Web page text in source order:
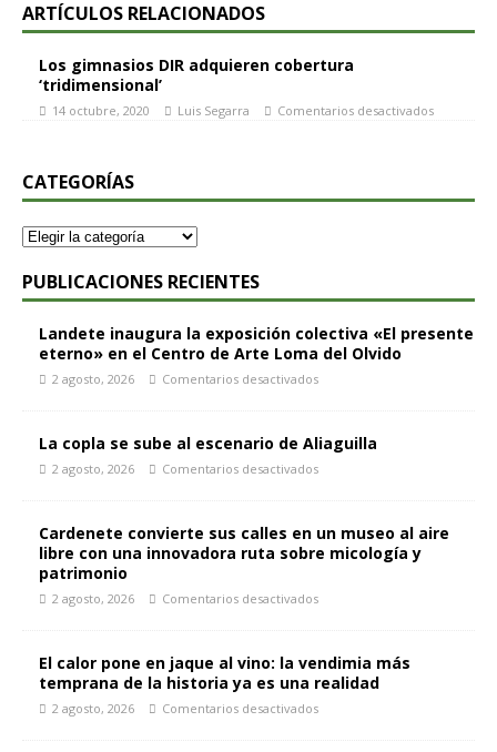
ARTÍCULOS RELACIONADOS
Los gimnasios DIR adquieren cobertura
‘tridimensional’
14 octubre, 2020 Luis Segarra Comentarios desactivados
CATEGORÍAS
PUBLICACIONES RECIENTES
Landete inaugura la exposición colectiva «El presente
eterno» en el Centro de Arte Loma del Olvido
2 agosto, 2026 Comentarios desactivados
La copla se sube al escenario de Aliaguilla
2 agosto, 2026 Comentarios desactivados
Cardenete convierte sus calles en un museo al aire
libre con una innovadora ruta sobre micología y
patrimonio
2 agosto, 2026 Comentarios desactivados
El calor pone en jaque al vino: la vendimia más
temprana de la historia ya es una realidad
2 agosto, 2026 Comentarios desactivados